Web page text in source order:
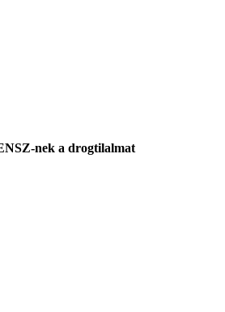
nek a drogtilalmat